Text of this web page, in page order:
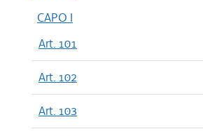
CAPO I
Art. 101
Art. 102
Art. 103